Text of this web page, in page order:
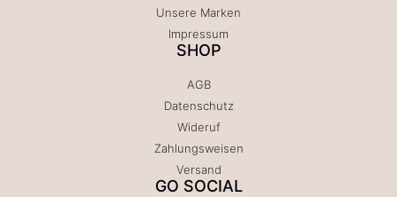
Unsere Marken
Impressum
SHOP
AGB
Datenschutz
Wideruf
Zahlungsweisen
Versand
GO SOCIAL